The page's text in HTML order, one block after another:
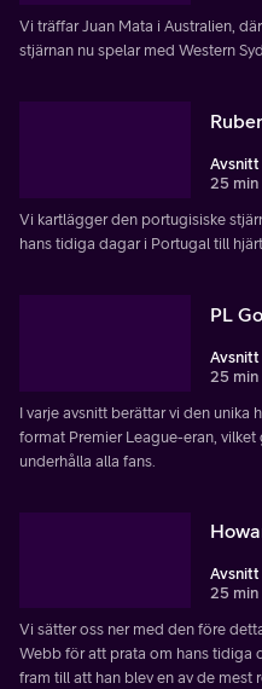
Vi träffar Juan Mata i Australien,
stjärnan nu spelar med Western
Avsnitt
25 min
Vi kartlägger den portugisiske
hans tidiga dagar i Portugal till
PL
Avsnitt
25 min
I varje avsnitt berättar vi den unika
format Premier League-eran,
underhålla alla fans.
Avsnitt
25 min
Vi sätter oss ner med den före
Webb för att prata om hans tidiga
fram till att han blev en av de mest